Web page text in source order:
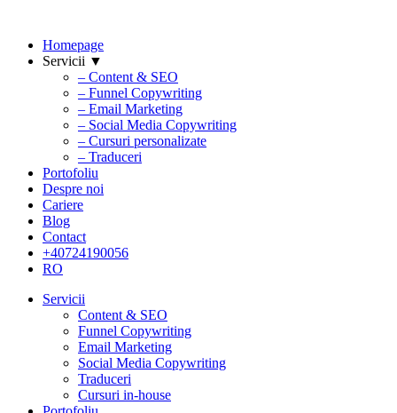
Homepage
Servicii ▼
– Content & SEO
– Funnel Copywriting
– Email Marketing
– Social Media Copywriting
– Cursuri personalizate
– Traduceri
Portofoliu
Despre noi
Cariere
Blog
Contact
+40724190056
RO
Servicii
Content & SEO
Funnel Copywriting
Email Marketing
Social Media Copywriting
Traduceri
Cursuri in-house